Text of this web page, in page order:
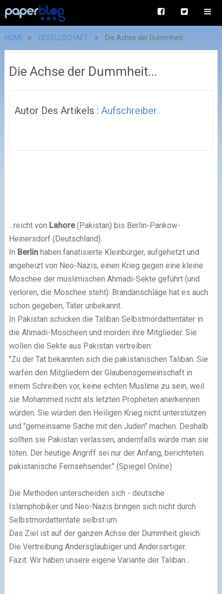
HOME GESELLSCHAFT Die Achse der Dummheit...
Die Achse der Dummheit...
Autor Des Artikels : Aufschreiber
...reicht von Lahore(Pakistan) bis Berlin-Pankow-
Heinersdorf (Deutschland).
In Berlinhaben fanatisierte Kleinbürger, aufgehetzt und
angeheizt von Neo-Nazis, einen Krieg gegen eine kleine
Moschee der muslimischen Ahmadi-Sekte geführt (und
verloren, die Moschee steht). Brandanschläge hat es auch
schon gegeben, Täter unbekannt.
In Pakistan schicken die Taliban Selbstmordattentäter in
die Ahmadi-Moscheen und morden ihre Mitglieder. Sie
wollen die Sekte aus Pakistan vertreiben:
"Zu der Tat bekannten sich die pakistanischen Taliban. Sie
warfen den Mitgliedern der Glaubensgemeinschaft in
einem Schreiben vor, keine echten Muslime zu sein, weil
sie Mohammed nicht als letzten Propheten anerkennen
würden. Sie würden den Heiligen Krieg nicht unterstützen
und "gemeinsame Sache mit den Juden" machen. Deshalb
sollten sie Pakistan verlassen, andernfalls würde man sie
töten. Der heutige Angriff sei nur der Anfang, berichteten
pakistanische Fernsehsender." (Spiegel Online)
Die Methoden unterscheiden sich - deutsche
Islamphobiker und Neo-Nazis bringen sich nicht durch
Selbstmordattentate selbst um.
Das Ziel ist auf der ganzen Achse der Dummheit gleich:
Die Vertreibung Andersgläubiger und Andersartiger.
Fazit: Wir haben unsere eigene Variante der Taliban...